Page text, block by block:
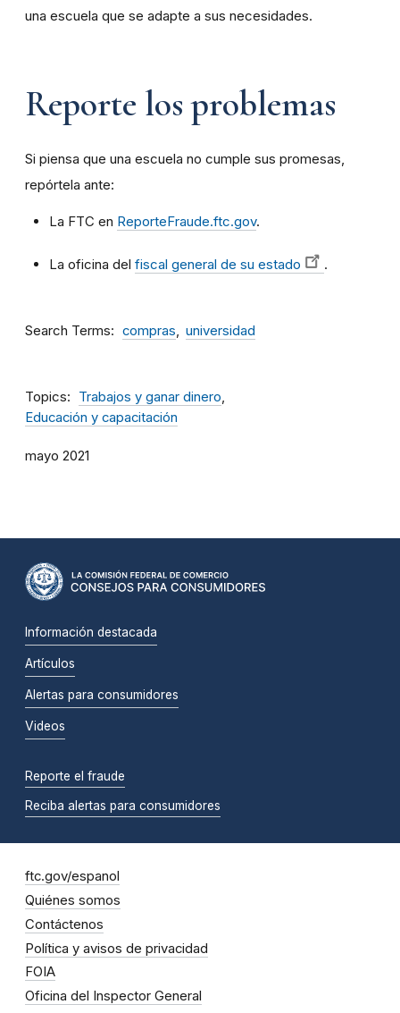
una escuela que se adapte a sus necesidades.
Reporte los problemas
Si piensa que una escuela no cumple sus promesas,
repórtela ante:
La FTC en ReporteFraude.ftc.gov.
La oficina del fiscal general de su estado .
Search Terms compras universidad
Topics
Trabajos y ganar dinero
Educación y capacitación
mayo 2021
Información destacada
Artículos
Alertas para consumidores
Videos
Reporte el fraude
Reciba alertas para consumidores
ftc.gov/espanol
Quiénes somos
Contáctenos
Política y avisos de privacidad
FOIA
Oficina del Inspector General